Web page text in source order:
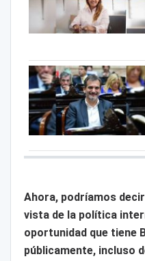
Ahora, podríamos
vista de la política
oportunidad que tiene
públicamente, incluso